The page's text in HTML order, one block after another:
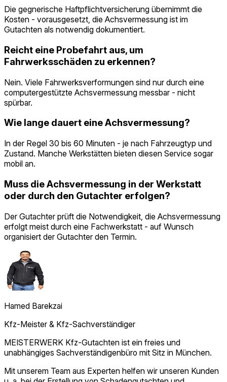
Die gegnerische Haftpflichtversicherung übernimmt die
Kosten - vorausgesetzt, die Achsvermessung ist im
Gutachten als notwendig dokumentiert.
Reicht eine Probefahrt aus, um
Fahrwerksschäden zu erkennen?
Nein. Viele Fahrwerksverformungen sind nur durch eine
computergestützte Achsvermessung messbar - nicht
spürbar.
Wie lange dauert eine Achsvermessung?
In der Regel 30 bis 60 Minuten - je nach Fahrzeugtyp und
Zustand. Manche Werkstätten bieten diesen Service sogar
mobil an.
Muss die Achsvermessung in der Werkstatt
oder durch den Gutachter erfolgen?
Der Gutachter prüft die Notwendigkeit, die Achsvermessung
erfolgt meist durch eine Fachwerkstatt - auf Wunsch
organisiert der Gutachter den Termin.
Hamed Barekzai
Kfz-Meister & Kfz‑Sachverständiger
MEISTERWERK Kfz-Gutachten ist ein freies und
unabhängiges Sachverständigenbüro mit Sitz in München.
Mit unserem Team aus Experten helfen wir unseren Kunden